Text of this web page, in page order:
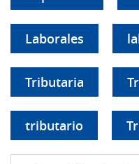
Laborales
Tributaria
tributario